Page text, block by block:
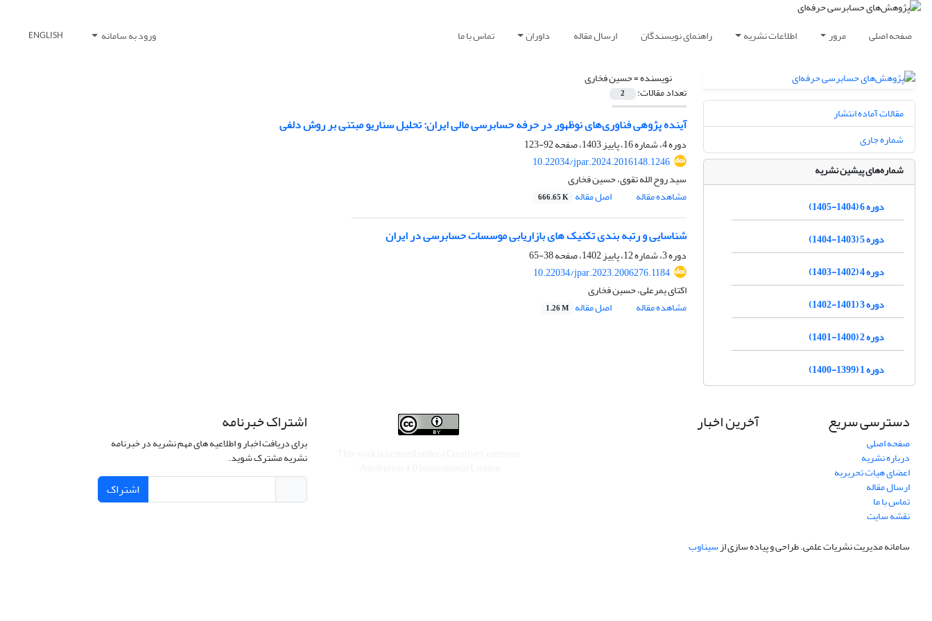
صفحه اصلی مرور اطلاعات نشریه راهنمای نویسندگان ارسال مقاله داوران تماس با ما ورود به سامانه ENGLISH
نویسنده =حسین فخاری
تعداد مقالات: 2
آینده پژوهی فناوری‌های نوظهور در حرفه حسابرسی مالی ایران: تحلیل سناریو مبتنی بر روش دلفی
دوره 4، شماره 16، پاییز 1403، صفحه
92-123
10.22034/jpar.2024.2016148.1246
سید روح الله تقوی، حسین فخاری
مشاهده مقاله
اصل مقاله 666.65 K
شناسایی و رتبه بندی تکنیک های بازاریابی موسسات حسابرسی در ایران
دوره 3، شماره 12، پاییز 1402، صفحه
38-65
10.22034/jpar.2023.2006276.1184
اکتای یمرعلی، حسین فخاری
مشاهده مقاله
اصل مقاله 1.26 M
مقالات آماده انتشار
شماره جاری
شماره‌های پیشین نشریه
دوره 6 (1404-1405)
دوره 5 (1403-1404)
دوره 4 (1402-1403)
دوره 3 (1401-1402)
دوره 2 (1400-1401)
دوره 1 (1399-1400)
دسترسی سریع
صفحه اصلی
درباره نشریه
اعضای هیات تحریریه
ارسال مقاله
تماس با ما
نقشه سایت
آخرین اخبار اشتراک خبرنامه
برای دریافت اخبار و اطلاعیه های مهم نشریه در خبرنامه
نشریه مشترک شوید.
اشتراک
سامانه مدیریت نشریات علمی.طراحی و پیاده سازی ازسیناوب